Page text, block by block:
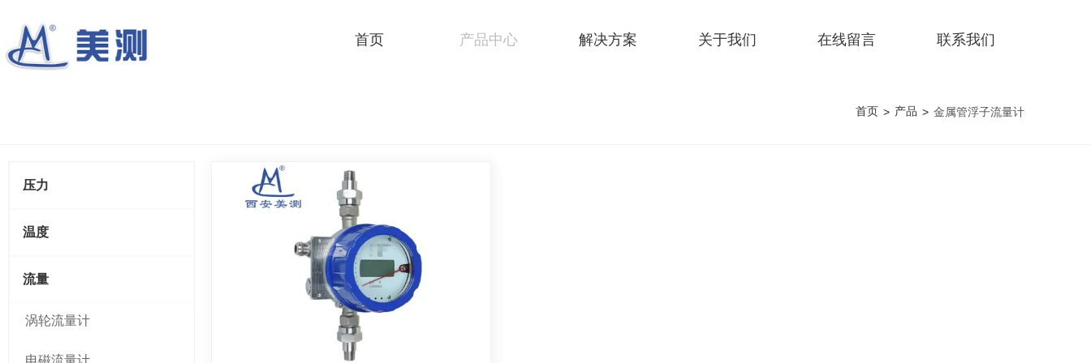
首页 产品中心 解决方案 关于我们 在线留言 联系我们
首页 > 产品 > 金属管浮子流量计
压力
温度
流量
涡轮流量计
电磁流量计